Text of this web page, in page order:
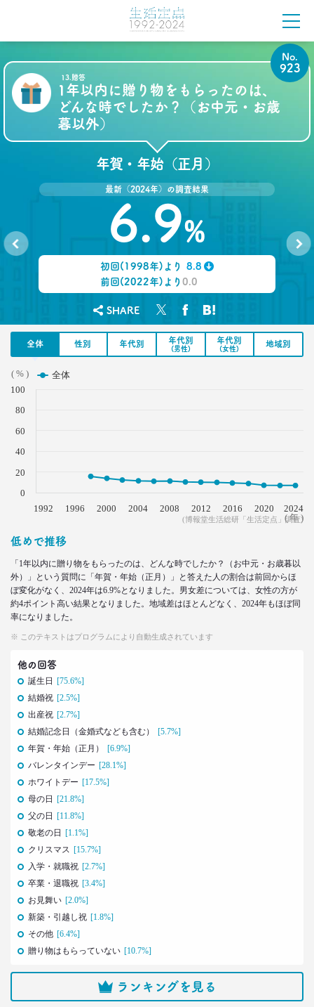
ロンブー田村淳が思う「かっこいい40代おじさん」
–日経クロストレンド 連載⑭–
2021.08.12
「40代おじさん」の妻は幸せか？
夫婦間ギャップに見る危機
生活総研 上席研究員/コピーライター
2021.07.06
Z世代とシニア、上司と部下の板挟みで、40代おじ
さんは右往左往？
–日経クロストレンド 連載⑫–
生活総研 上席研究員/コピーライター
40代おじさんはキス派？ラブレター派？ 二択から
見える意識
–日経クロストレンド 連載⑪–
生活総研 上席研究員/コピーライター
前沢 裕文
2021.05.31
40代おじさんの意識を精神科医が分析 悲しい性を
メッタ斬り!?
生活総研 上席研究員/コピーライター
前沢 裕文
2021.04.26
査とインタビューで判明した大きな変化
2021.04.19
40代おじさんに黄信号 「男女平等感」が世の中と
ズレている!?
–日経クロストレンド 連載⑧–
生活総研 上席研究員/コピーライター
若者はなりたい自分を投影
–日経クロストレンド 連載⑦–
生活総研 上席研究員
2021.03.11
世代間ギャップを学べる魔法の質問
「お金持ちって誰ですか？」
–日経クロストレンド 連載⑥–
13.贈答
1年以内に贈り物をもらったのは、
どんな時でしたか？（お中元・お歳
暮以外）
No.
923
年賀・年始（正月）
最新（2024年）の調査結果
6.9%
初回(1998年)より
8.8
前回(2022年)より 0.0
SHARE
全体 性別 年代別 年代別
(男性)
年代別
(女性)
地域別
( 年 )
( % )
(博報堂生活総研「生活定点」調査)
全体
1992 1996 2000 2004 2008 2012 2016 2020 2024
0
20
40
60
80
100
低めで推移
「1年以内に贈り物をもらったのは、どんな時でしたか？（お中元・お歳暮以
外）」という質問に「年賀・年始（正月）」と答えた人の割合は前回からほ
ぼ変化がなく、2024年は6.9%となりました。男女差については、女性の方が
約4ポイント高い結果となりました。地域差はほとんどなく、2024年もほぼ同
率になりました。
※ このテキストはプログラムにより自動生成されています
他の回答
誕生日
[75.6%]
結婚祝 [2.5%]
出産祝 [2.7%]
結婚記念日（金婚式なども含む）
[5.7%]
年賀・年始（正月）
[6.9%]
バレンタインデー [28.1%]
ホワイトデー [17.5%]
母の日
[21.8%]
父の日
[11.8%]
敬老の日
[1.1%]
クリスマス [15.7%]
入学・就職祝 [2.7%]
卒業・退職祝 [3.4%]
お見舞い [2.0%]
新築・引越し祝 [1.8%]
その他 [6.4%]
贈り物はもらっていない [10.7%]
ランキングを見る